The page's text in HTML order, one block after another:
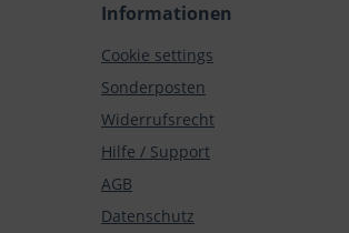
Informationen
Cookie settings
Sonderposten
Widerrufsrecht
Hilfe / Support
AGB
Datenschutz